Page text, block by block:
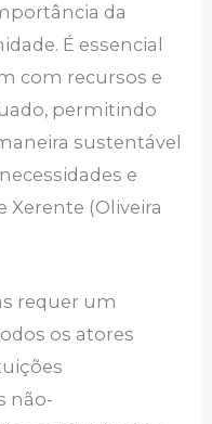
da
É essencial
com recursos e
permitindo
sustentável
e
Xerente (Oliveira
requer um
os atores
não-